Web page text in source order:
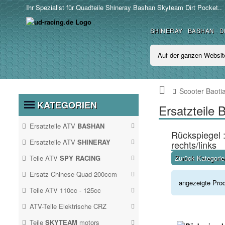
Ihr Spezialist für Quadteile Shineray Bashan Skyteam Dirt Pocket..
SHINERAY BASHAN
KATEGORIEN
Ersatzteile ATV BASHAN
Ersatzteile ATV SHINERAY
STIIEB
Teile ATV SPY RACING
ATV SPY250F1
Ersatz Chinese Quad 200ccm
200CCM
Antrieb
Auspuff
Teile ATV 110cc - 125cc
125CC
ATV-Teile Elektrische CRZ
Teile SKYTEAM motors
Scooter
Ersatzteile
Rückspiegel
rechts/links
Zurück
angezeigte